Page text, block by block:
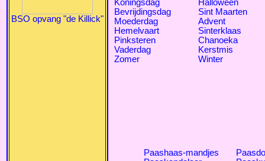
BSO opvang "de Killick"
Koningsdag
Bevrijdingsdag
Moederdag
Hemelvaart
Pinksteren
Vaderdag
Zomer
Halloween
Sint Maarten
Advent
Sinterklaas
Chanoeka
Kerstmis
Winter
Paashaas-mandjes